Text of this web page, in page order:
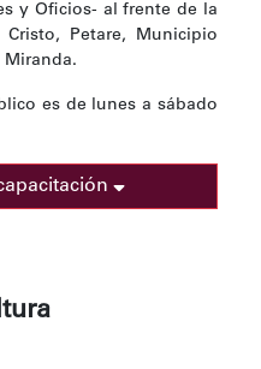
y Oficios- al frente de la
Petare, Municipio
Miranda.
es de lunes a sábado